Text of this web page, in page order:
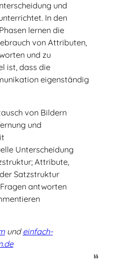
und
In den
lernen die
von Attributen,
und zu
ist, dass die
eigenständig
von Bildern
und
Unterscheidung
Attribute,
Satzstruktur
antworten
undeinfach-